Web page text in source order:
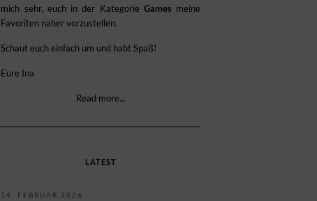
mich sehr, euch in der Kategorie Games meine
Favoriten näher vorzustellen.
Schaut euch einfach um und habt Spaß!
Eure Ina
Read more...
LATEST
14. FEBRUAR 2026